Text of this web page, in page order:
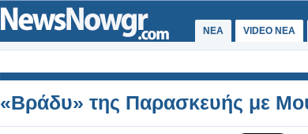
ΝΕΑ VIDEO NEA
«Βράδυ» της Παρασκευής με